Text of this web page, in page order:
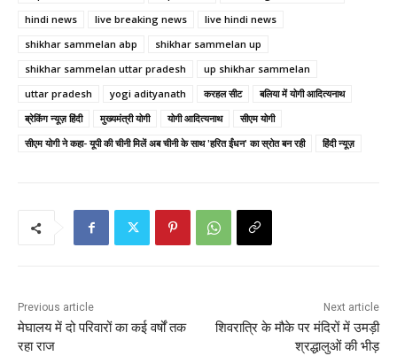
hindi news
live breaking news
live hindi news
shikhar sammelan abp
shikhar sammelan up
shikhar sammelan uttar pradesh
up shikhar sammelan
uttar pradesh
yogi adityanath करहल सीट
बलिया में योगी आदित्‍यनाथ
ब्रेकिंग न्यूज़ हिंदी
मुख्यमंत्री योगी योगी आदित्यनाथ
सीएम योगी
सीएम योगी ने कहा- यूपी की चीनी मिलें अब चीनी के साथ 'हरित ईंधन' का स्रोत बन रही
हिंदी न्यूज़
Previous article
मेघालय में दो परिवारों का कई वर्षों तक
रहा राज
Next article
शिवरात्रि के मौके पर मंदिरों में उमड़ी
श्रद्धालुओं की भीड़